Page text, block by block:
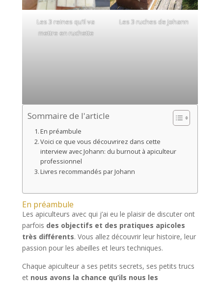
Les 3 reines qu’il va
mettre en ruchette
Les 3 ruches de Johann
Sommaire de l'article
En préambule
Voici ce que vous découvrirez dans cette
interview avec Johann: du burnout à apiculteur
professionnel
Livres recommandés par Johann
En préambule
Les apiculteurs avec qui j’ai eu le plaisir de discuter ont
parfois des objectifs et des pratiques apicoles
très différents. Vous allez découvrir leur histoire, leur
passion pour les abeilles et leurs techniques.
Chaque apiculteur a ses petits secrets, ses petits trucs
et nous avons la chance qu’ils nous les